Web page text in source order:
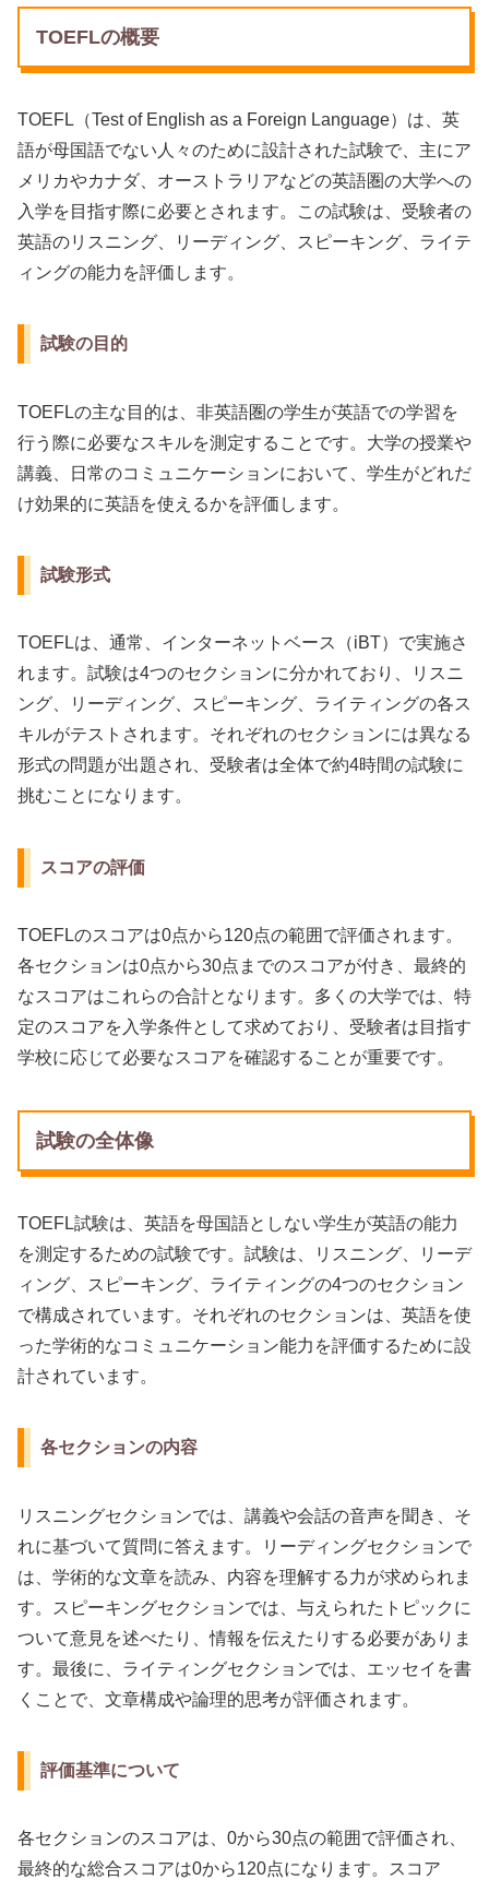
TOEFLの概要
TOEFL（Test of English as a Foreign Language）は、英
語が母国語でない人々のために設計された試験で、主にア
メリカやカナダ、オーストラリアなどの英語圏の大学への
入学を目指す際に必要とされます。この試験は、受験者の
英語のリスニング、リーディング、スピーキング、ライテ
ィングの能力を評価します。
試験の目的
TOEFLの主な目的は、非英語圏の学生が英語での学習を
行う際に必要なスキルを測定することです。大学の授業や
講義、日常のコミュニケーションにおいて、学生がどれだ
け効果的に英語を使えるかを評価します。
試験形式
TOEFLは、通常、インターネットベース（iBT）で実施さ
れます。試験は4つのセクションに分かれており、リスニ
ング、リーディング、スピーキング、ライティングの各ス
キルがテストされます。それぞれのセクションには異なる
形式の問題が出題され、受験者は全体で約4時間の試験に
挑むことになります。
スコアの評価
TOEFLのスコアは0点から120点の範囲で評価されます。
各セクションは0点から30点までのスコアが付き、最終的
なスコアはこれらの合計となります。多くの大学では、特
定のスコアを入学条件として求めており、受験者は目指す
学校に応じて必要なスコアを確認することが重要です。
試験の全体像
TOEFL試験は、英語を母国語としない学生が英語の能力
を測定するための試験です。試験は、リスニング、リーデ
ィング、スピーキング、ライティングの4つのセクション
で構成されています。それぞれのセクションは、英語を使
った学術的なコミュニケーション能力を評価するために設
計されています。
各セクションの内容
リスニングセクションでは、講義や会話の音声を聞き、そ
れに基づいて質問に答えます。リーディングセクションで
は、学術的な文章を読み、内容を理解する力が求められま
す。スピーキングセクションでは、与えられたトピックに
ついて意見を述べたり、情報を伝えたりする必要がありま
す。最後に、ライティングセクションでは、エッセイを書
くことで、文章構成や論理的思考が評価されます。
評価基準について
各セクションのスコアは、0から30点の範囲で評価され、
最終的な総合スコアは0から120点になります。スコア